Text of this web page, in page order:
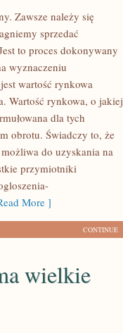
Zawsze należy się
sprzedać
to proces dokonywany
wyznaczeniu
wartość rynkowa
Wartość rynkowa, o jakiej
dla tych
obrotu. Świadczy to, że
do uzyskania na
przymiotniki
More ]
CONTINUE
wielkie